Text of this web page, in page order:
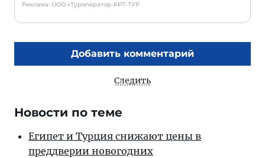
Реклама: ООО «Туроператор АРТ-ТУР
Добавить комментарий
Следить
Новости по теме
Египет и Турция снижают цены в
преддверии новогодних